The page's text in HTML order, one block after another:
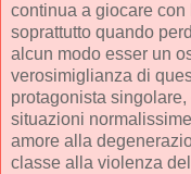
continua a giocare
soprattutto quando
alcun modo esser un
verosimiglianza di
protagonista
situazioni
amore alla
classe alla violenza